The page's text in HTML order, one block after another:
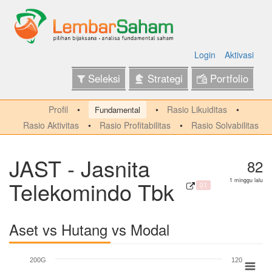
Login Aktivasi
Seleksi Strategi Portfolio
Profil Fundamental
Rasio Likuiditas
Rasio Aktivitas
Rasio Profitabilitas Rasio Solvabilitas
JAST - Jasnita
Telekomindo Tbk Q1
82
1 minggu lalu
Aset vs Hutang vs Modal
200G 120